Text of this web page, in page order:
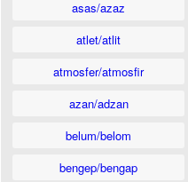
asas/azaz
atlet/atlit
atmosfer/atmosfir
azan/adzan
belum/belom
bengep/bengap